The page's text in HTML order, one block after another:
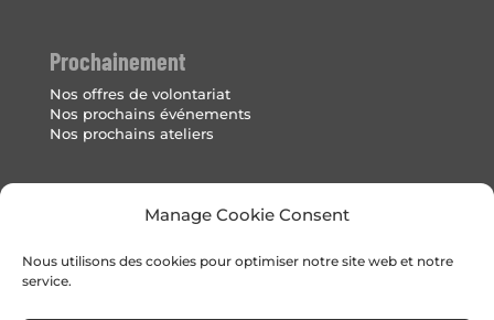
Manage Cookie Consent
Nous utilisons des cookies pour optimiser notre site web et notre
service.
Prochainement
Nos offres de volontariat
Nos prochains événements
Nos prochains ateliers
Politique de cookies (UE)